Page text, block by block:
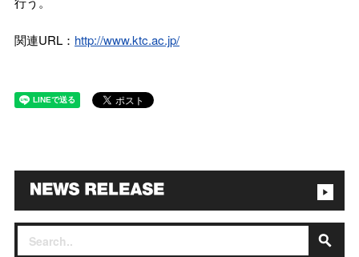
関連URL： http://www.ktc.ac.jp/